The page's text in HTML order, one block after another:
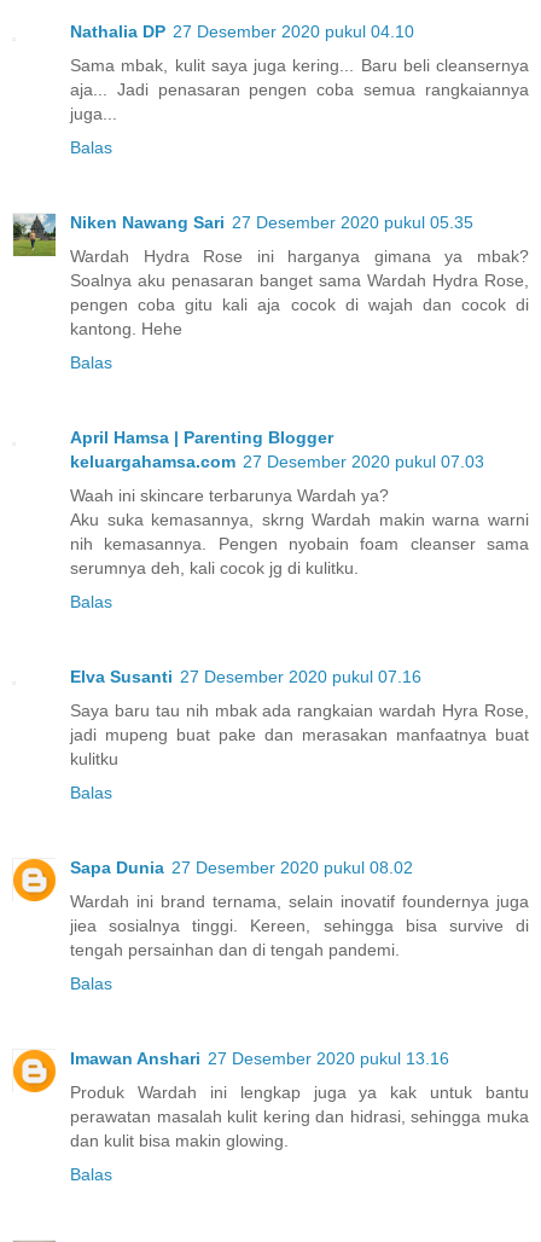
Nathalia DP 27 Desember 2020 pukul 04.10
Sama mbak, kulit saya juga kering... Baru beli cleansernya
aja... Jadi penasaran pengen coba semua rangkaiannya
juga...
Balas
Niken Nawang Sari 27 Desember 2020 pukul 05.35
Wardah Hydra Rose ini harganya gimana ya mbak?
Soalnya aku penasaran banget sama Wardah Hydra Rose,
pengen coba gitu kali aja cocok di wajah dan cocok di
kantong. Hehe
Balas
April Hamsa | Parenting Blogger
keluargahamsa.com 27 Desember 2020 pukul 07.03
Waah ini skincare terbarunya Wardah ya?
Aku suka kemasannya, skrng Wardah makin warna warni
nih kemasannya. Pengen nyobain foam cleanser sama
serumnya deh, kali cocok jg di kulitku.
Balas
Elva Susanti 27 Desember 2020 pukul 07.16
Saya baru tau nih mbak ada rangkaian wardah Hyra Rose,
jadi mupeng buat pake dan merasakan manfaatnya buat
kulitku
Balas
Sapa Dunia 27 Desember 2020 pukul 08.02
Wardah ini brand ternama, selain inovatif foundernya juga
jiea sosialnya tinggi. Kereen, sehingga bisa survive di
tengah persainhan dan di tengah pandemi.
Balas
Imawan Anshari 27 Desember 2020 pukul 13.16
Produk Wardah ini lengkap juga ya kak untuk bantu
perawatan masalah kulit kering dan hidrasi, sehingga muka
dan kulit bisa makin glowing.
Balas